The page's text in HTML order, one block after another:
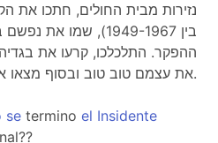
נזירות מבית החולים, חתכו את
בין 1949-1967), שמו
ההפקר. התלכלכו, קרעו את
את עצמם טוב טוב ובסוף מצאו את השיניים התותבות.
se termino el Insidente